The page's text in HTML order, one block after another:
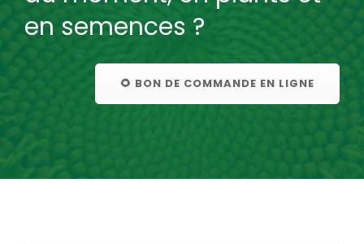
en semences ?
🌻 BON DE COMMANDE EN LIGNE